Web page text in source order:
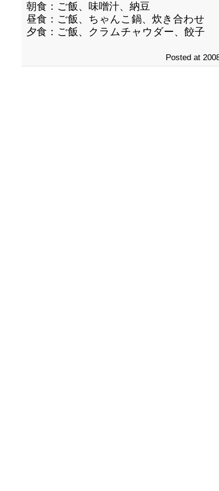
朝食：ご飯、味噌汁、納豆
昼食：ご飯、ちゃんこ鍋、炊き合わせ
夕食：ご飯、クラムチャウダー、餃子
Posted at